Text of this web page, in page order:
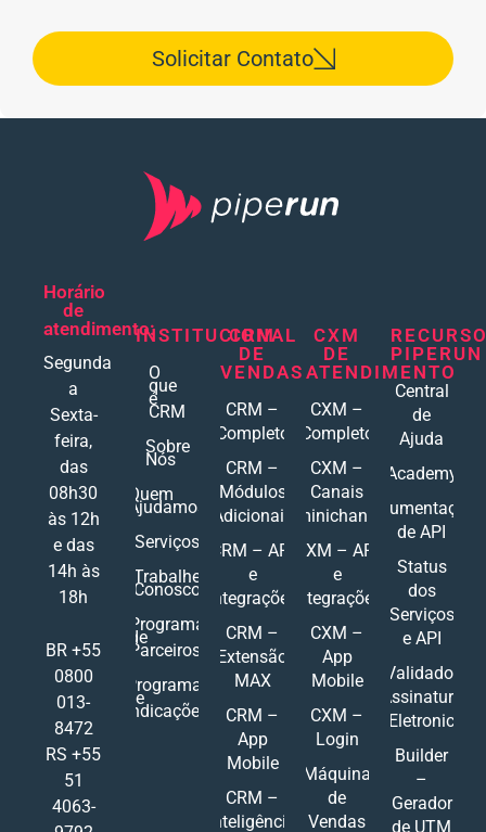
Solicitar Contato
Horário
de
atendimento:
Segunda
a
Sexta-
feira,
das
08h30
às 12h
e das
14h às
18h
BR +55
0800
013-
8472
RS +55
51
4063-
INSTITUCIONAL
O
que
é
CRM
Sobre
Nós
Quem
Ajudamos
Serviços
Trabalhe
Conosco
Programa
de
Parceiros
Programa
de
Indicações
CRM
DE
VENDAS
CRM –
Completo
CRM –
Módulos
Adicionais
CRM – API
e
Integrações
CRM –
Extensão
MAX
CRM –
App
Mobile
CRM –
Inteligência
CXM
DE
ATENDIMENTO
CXM –
Completo
CXM –
Canais
Ominichannel
CXM – API
e
Integrações
CXM –
App
Mobile
CXM –
Login
Máquina
de
Vendas
PIPERUN
Central
de
Ajuda
Academy
Documentações
de API
Status
dos
Serviços
e API
Validador
Assinatura
Eletronic
Builder
–
Gerador
de UTM